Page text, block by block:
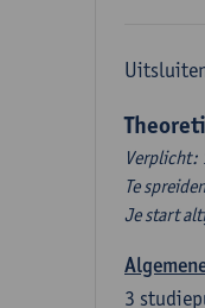
Verplicht:
Te
Je start
3